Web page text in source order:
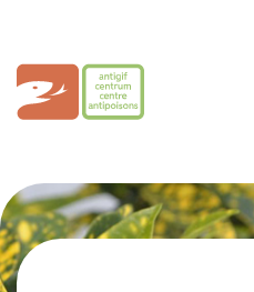
inhoud
Antigifcentrum